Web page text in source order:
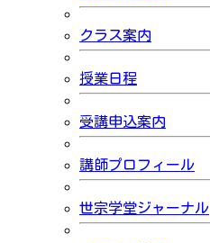
クラス案内
授業日程
受講申込案内
講師プロフィール
世宗学堂ジャーナル